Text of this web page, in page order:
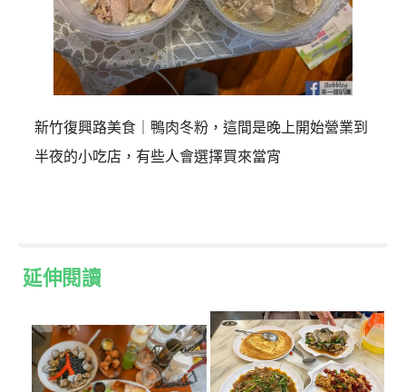
新竹復興路美食｜鴨肉冬粉，這間是晚上開始營業到
半夜的小吃店，有些人會選擇買來當宵
延伸閱讀